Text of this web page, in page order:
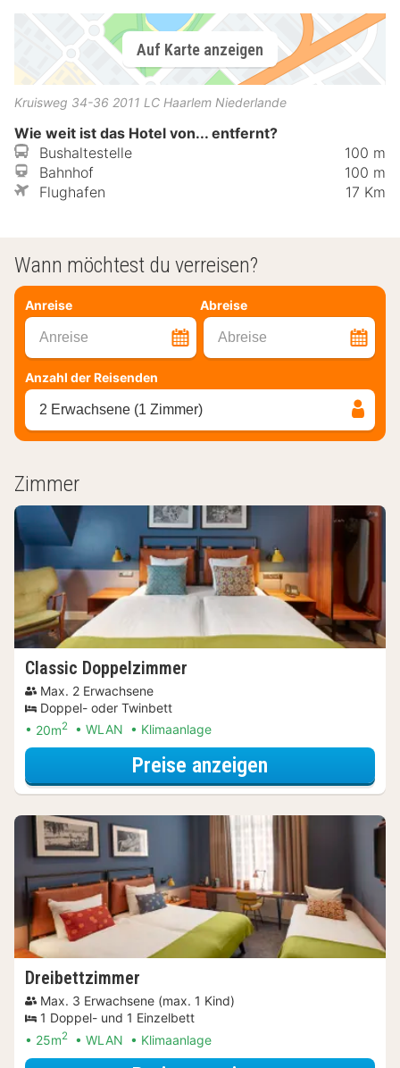
Auf Karte anzeigen
Kruisweg 34-36 2011 LC Haarlem Niederlande
Wie weit ist das Hotel von... entfernt?
Bushaltestelle
100 m
Bahnhof
100 m
Flughafen
17 Km
Wann möchtest du verreisen?
Anreise Abreise
Anreise Abreise
Anzahl der Reisenden
2 Erwachsene (1 Zimmer)
Zimmer
Classic Doppelzimmer
Max. 2 Erwachsene
Doppel- oder Twinbett
20m2 WLAN Klimaanlage
Preise anzeigen
Dreibettzimmer
Max. 3 Erwachsene (max. 1 Kind)
1 Doppel- und 1 Einzelbett
25m2 WLAN Klimaanlage